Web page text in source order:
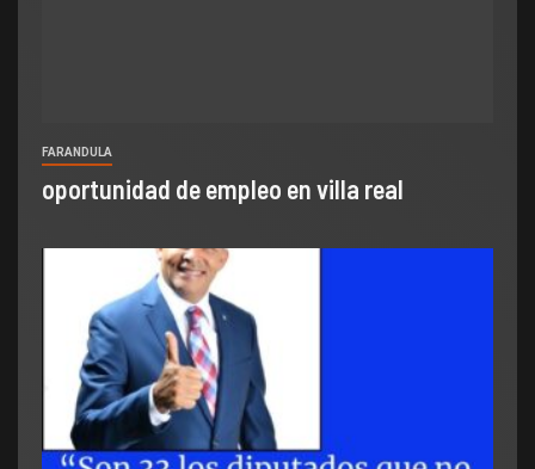
FARANDULA
oportunidad de empleo en villa real